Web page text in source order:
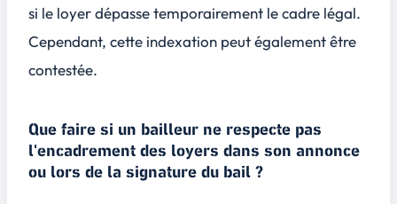
si le loyer dépasse temporairement le cadre légal.
Cependant, cette indexation peut également être
contestée.
Que faire si un bailleur ne respecte pas
l'encadrement des loyers dans son annonce
ou lors de la signature du bail ?